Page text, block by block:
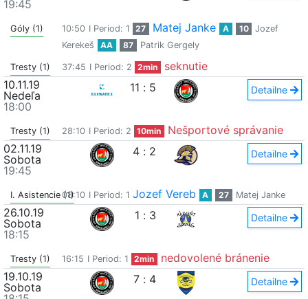
19:45
Góly (1) 10:50 I Period: 1 27 Matej Janke A 10
Jozef
Kerekeš
AA 87 Patrik Gergely
Tresty (1) 37:45 I Period: 2 2min
seknutie
10.11.19
Nedeľa
18:00
11 : 5 Detailne
Tresty (1) 28:10 I Period: 2 10min
Nešportové správanie
02.11.19
Sobota
19:45
4 : 2 Detailne
I. Asistencie (1)08:10 I Period: 1 Jozef Vereb A 27 Matej Janke
26.10.19
Sobota
18:15
1 : 3 Detailne
Tresty (1) 16:15 I Period: 1 2min
nedovolené bránenie
19.10.19
Sobota
7 : 4 Detailne